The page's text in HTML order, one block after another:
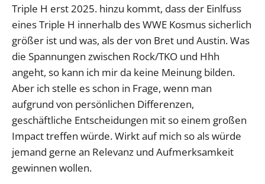
Triple H erst 2025. hinzu kommt, dass der Einlfuss
eines Triple H innerhalb des WWE Kosmus sicherlich
größer ist und was, als der von Bret und Austin. Was
die Spannungen zwischen Rock/TKO und Hhh
angeht, so kann ich mir da keine Meinung bilden.
Aber ich stelle es schon in Frage, wenn man
aufgrund von persönlichen Differenzen,
geschäftliche Entscheidungen mit so einem großen
Impact treffen würde. Wirkt auf mich so als würde
jemand gerne an Relevanz und Aufmerksamkeit
gewinnen wollen.